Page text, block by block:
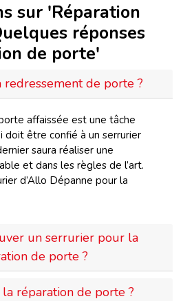
sur 'Réparation
réponses
de porte'
Qui doit réaliser un redressement de porte ?
affaissée est une tâche
doit être confié à un serrurier
saura réaliser une
et dans les règles de l’art.
d’Allo Dépanne pour la
un serrurier pour la
réparation de porte ?
Quel est le tarif de la réparation de porte ?